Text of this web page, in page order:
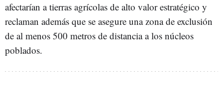
afectarían a tierras agrícolas de alto valor estratégico y
reclaman además que se asegure una zona de exclusión
de al menos 500 metros de distancia a los núcleos
poblados.